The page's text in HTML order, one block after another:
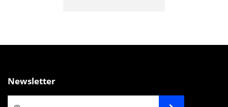
Newsletter